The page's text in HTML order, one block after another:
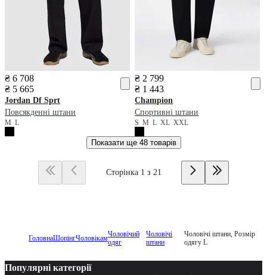
₴ 6 708
₴ 5 665
Jordan Df Sprt
Повсякденні штани
M L
₴ 2 799
₴ 1 443
Champion
Спортивні штани
SMLXLXXL
Показати ще 48 товарів
Сторінка 1 з 21
ГоловнаШопінгЧоловікамЧоловічий
одяг
Чоловічі
штани
Чоловічі штани, Розмір
одягу L
Популярні категорії